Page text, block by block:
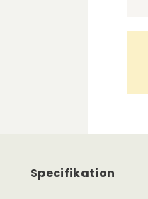
Specifikation